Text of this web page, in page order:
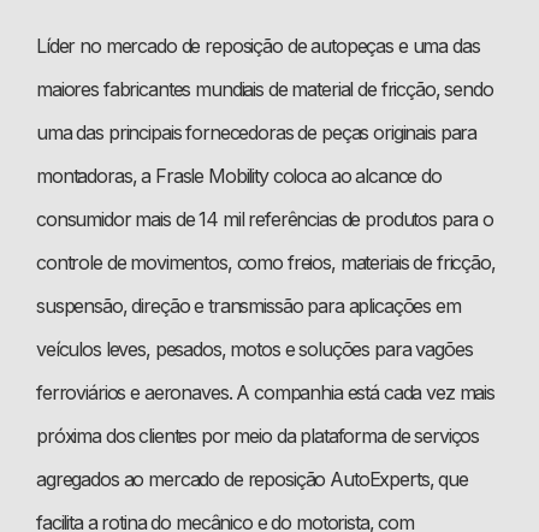
Líder no mercado de reposição de autopeças e uma das
maiores fabricantes mundiais de material de fricção, sendo
uma das principais fornecedoras de peças originais para
montadoras, a Frasle Mobility coloca ao alcance do
consumidor mais de 14 mil referências de produtos para o
controle de movimentos, como freios, materiais de fricção,
suspensão, direção e transmissão para aplicações em
veículos leves, pesados, motos e soluções para vagões
ferroviários e aeronaves. A companhia está cada vez mais
próxima dos clientes por meio da plataforma de serviços
agregados ao mercado de reposição AutoExperts, que
facilita a rotina do mecânico e do motorista, com